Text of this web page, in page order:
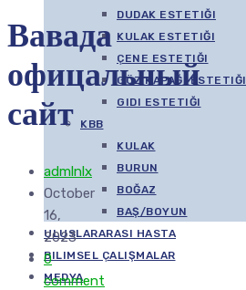
DUDAK ESTETIĞI
KULAK ESTETIĞI
ÇENE ESTETIĞI
GÖZ KAPAĞI ESTETIĞI
GIDI ESTETIĞI
KBB
KULAK
BURUN
BOĞAZ
BAŞ/BOYUN
ULUSLARARASI HASTA
BILIMSEL ÇALIŞMALAR
MEDYA
Вавада
офицальный
сайт
admlnlx
October
16,
2023
0
comment